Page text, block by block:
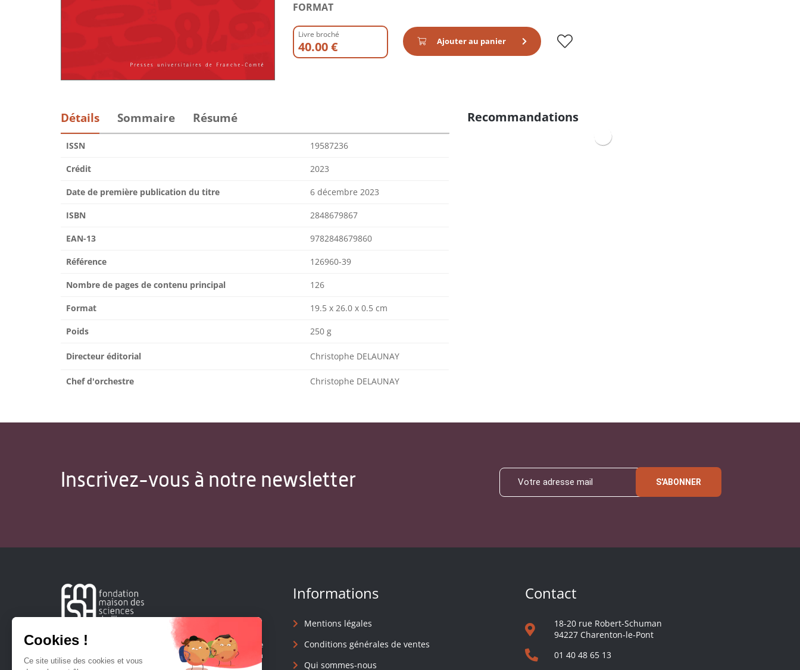
FORMAT
Livre broché
40.00 € Ajouter au panier
Détails Sommaire Résumé
ISSN 19587236
Crédit 2023
Date de première publication du titre 6 décembre 2023
ISBN 2848679867
EAN-13 9782848679860
Référence 126960-39
Nombre de pages de contenu principal 126
Format 19.5 x 26.0 x 0.5 cm
Poids 250 g
Directeur éditorial Christophe DELAUNAY
Chef d'orchestre Christophe DELAUNAY
Recommandations
Inscrivez-vous à notre newsletter S'ABONNER
Créée en 1963, la Fondation Maison Sciences de l'Homme
soutient la recherche et la diffusion des connaissances en
sciences humaines et sociales.
Informations
Mentions légales
Conditions générales de ventes
Qui sommes-nous
Contact
18-20 rue Robert-Schuman
94227 Charenton-le-Pont
01 40 48 65 13